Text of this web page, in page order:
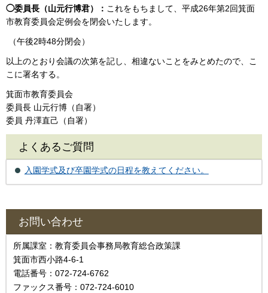
◯委員長（山元行博君）： これをもちまして、平成26年第2回箕面
市教育委員会定例会を閉会いたします。
（午後2時48分閉会）
以上のとおり会議の次第を記し、相違ないことをみとめたので、こ
こに署名する。
箕面市教育委員会
委員長 山元行博（自署）
委員 丹澤直己（自署）
よくあるご質問
入園学式及び卒園学式の日程を教えてください。
お問い合わせ
所属課室：教育委員会事務局教育総合政策課
箕面市西小路4‐6‐1
電話番号：072-724-6762
ファックス番号：072-724-6010